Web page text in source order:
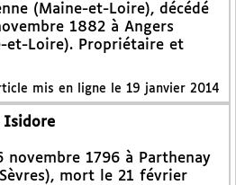
(Maine-et-Loire), décédé
1882 à Angers
et-Loire). Propriétaire et
mis en ligne le 19 janvier 2014
Isidore
novembre 1796 à Parthenay
mort le 21 février